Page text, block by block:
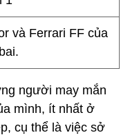
và Ferrari FF của
người may mắn
mình, ít nhất ở
cụ thể là việc sở